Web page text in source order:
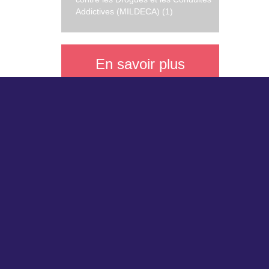
Addictives (MILDECA) (1)
En savoir plus